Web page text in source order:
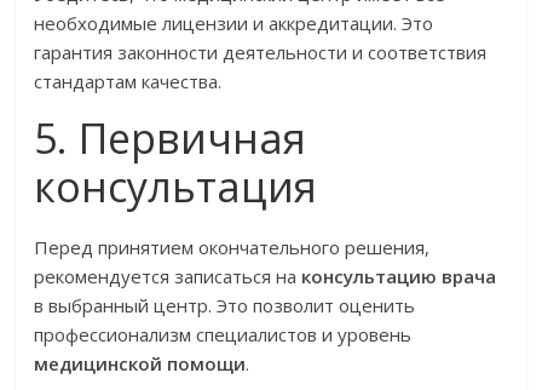
необходимые лицензии и аккредитации. Это
гарантия законности деятельности и соответствия
стандартам качества.
5. Первичная
консультация
Перед принятием окончательного решения,
рекомендуется записаться на консультацию врача
в выбранный центр. Это позволит оценить
профессионализм специалистов и уровень
медицинской помощи.